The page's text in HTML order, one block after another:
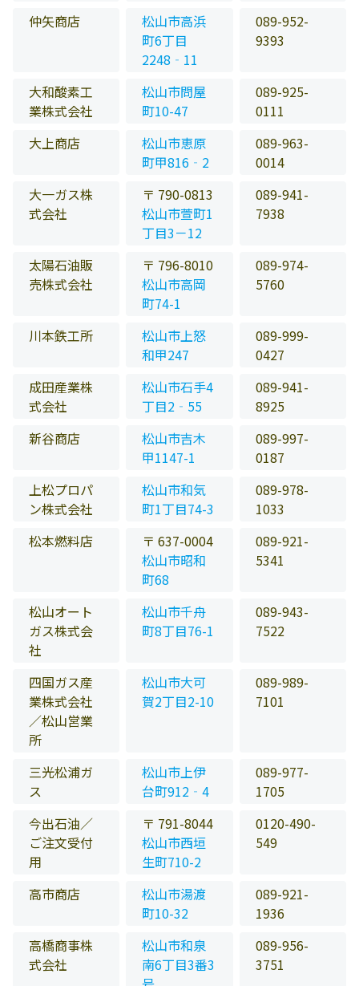
仲矢商店
松山市高浜
町6丁目
2248‐11
089-952-
9393
大和酸素工
業株式会社
松山市問屋
町10-47
089-925-
0111
大上商店
松山市恵原
町甲816‐2
089-963-
0014
大一ガス株
式会社
〒 790-0813
松山市萱町1
丁目3－12
089-941-
7938
太陽石油販
売株式会社
〒 796-8010
松山市高岡
町74-1
089-974-
5760
川本鉄工所
松山市上怒
和甲247
089-999-
0427
成田産業株
式会社
松山市石手4
丁目2‐55
089-941-
8925
新谷商店
松山市吉木
甲1147-1
089-997-
0187
上松プロパ
ン株式会社
松山市和気
町1丁目74-3
089-978-
1033
松本燃料店
〒 637-0004
松山市昭和
町68
089-921-
5341
松山オート
ガス株式会
社
松山市千舟
町8丁目76-1
089-943-
7522
四国ガス産
業株式会社
／松山営業
所
松山市大可
賀2丁目2-10
089-989-
7101
三光松浦ガ
ス
松山市上伊
台町912‐4
089-977-
1705
今出石油／
ご注文受付
用
〒 791-8044
松山市西垣
生町710-2
0120-490-
549
高市商店
松山市湯渡
町10-32
089-921-
1936
高橋商事株
式会社
松山市和泉
南6丁目3番3
089-956-
3751